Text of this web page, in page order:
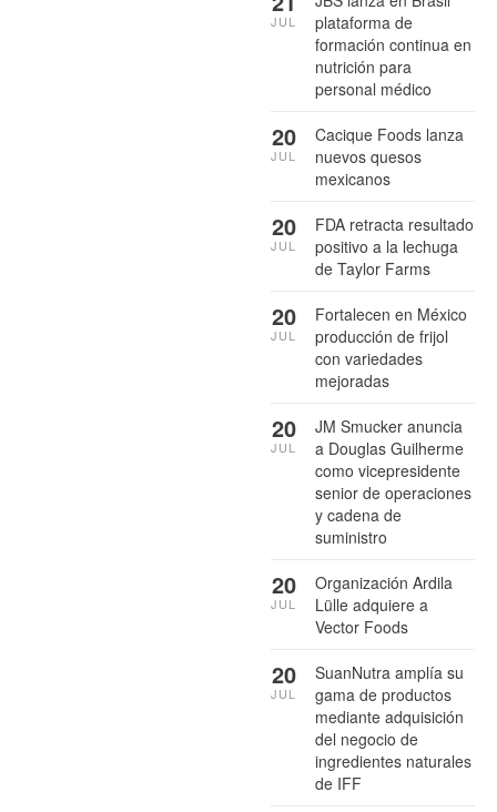
plataforma de
formación continua en
nutrición para
personal médico
JUL
Cacique Foods lanza
nuevos quesos
mexicanos
20
JUL
FDA retracta resultado
positivo a la lechuga
de Taylor Farms
20
JUL
Fortalecen en México
producción de frijol
con variedades
mejoradas
20
JUL
JM Smucker anuncia
a Douglas Guilherme
como vicepresidente
senior de operaciones
y cadena de
suministro
20
JUL
Organización Ardila
Lülle adquiere a
Vector Foods
20
JUL
SuanNutra amplía su
gama de productos
mediante adquisición
del negocio de
ingredientes naturales
de IFF
20
JUL